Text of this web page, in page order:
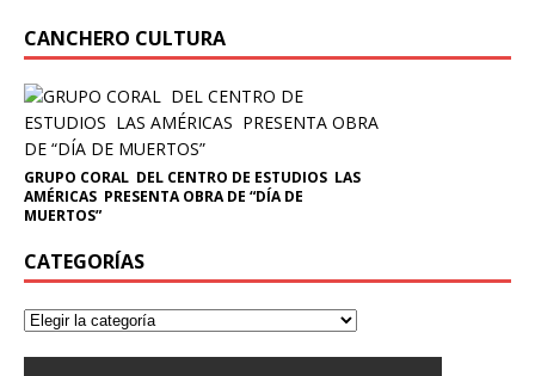
CANCHERO CULTURA
GRUPO CORAL DEL CENTRO DE ESTUDIOS LAS
AMÉRICAS PRESENTA OBRA DE “DÍA DE
MUERTOS”
CATEGORÍAS